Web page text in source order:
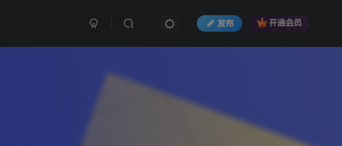
发布 开通会员